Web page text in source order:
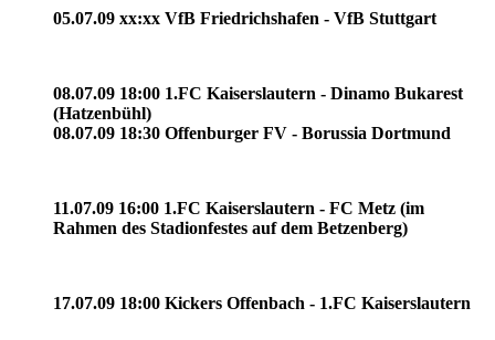
05.07.09 xx:xx VfB Friedrichshafen - VfB Stuttgart
08.07.09 18:00 1.FC Kaiserslautern - Dinamo Bukarest
(Hatzenbühl)
08.07.09 18:30 Offenburger FV - Borussia Dortmund
11.07.09 16:00 1.FC Kaiserslautern - FC Metz (im
Rahmen des Stadionfestes auf dem Betzenberg)
17.07.09 18:00 Kickers Offenbach - 1.FC Kaiserslautern